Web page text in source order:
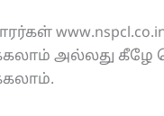
அல்லது கீழே